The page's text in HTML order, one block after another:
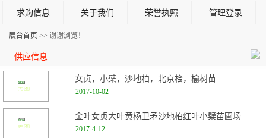
求购信息 关于我们 荣誉执照 管理登录
展台首页 >> 谢谢浏览！
供应信息
女贞，小檗，沙地柏，北京桧，榆树苗
2017-10-02
金叶女贞大叶黄杨卫矛沙地柏红叶小檗苗圃场
2017-4-12